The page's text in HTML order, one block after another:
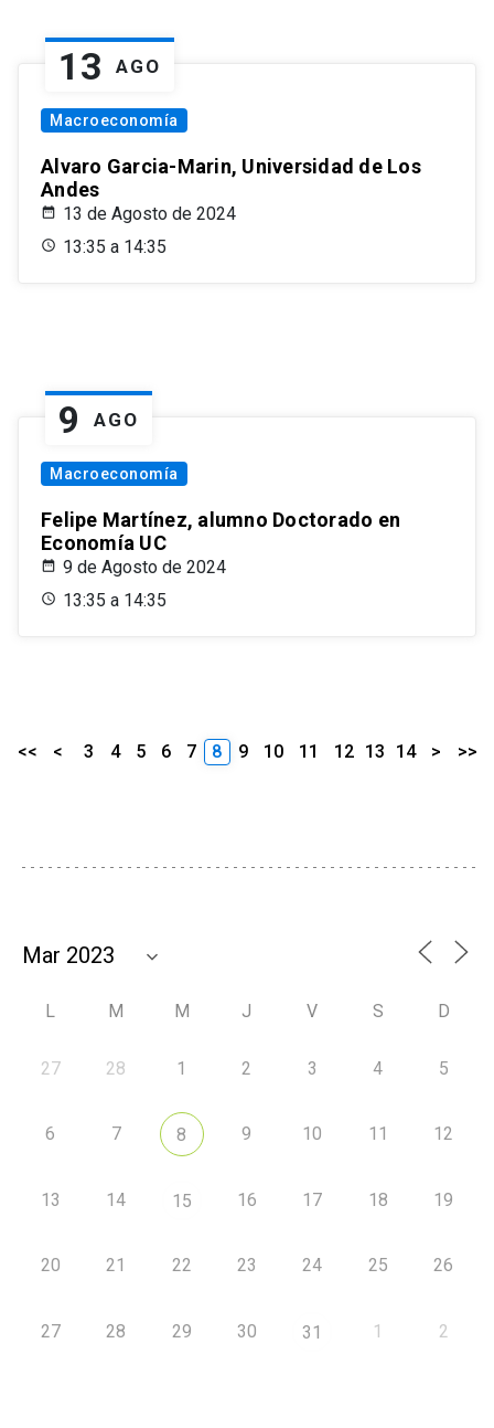
13 AGO
Macroeconomía
Alvaro Garcia-Marin, Universidad de Los
Andes
13 de Agosto de 2024
13:35 a 14:35
9 AGO
Macroeconomía
Felipe Martínez, alumno Doctorado en
Economía UC
9 de Agosto de 2024
13:35 a 14:35
<< < 3 4 5 6 7 8 9 10 11 12 13 14 > >>
L M M J V S D
27 28 1 2 3 4 5
6 7 8 9 10 11 12
13 14 15 16 17 18 19
20 21 22 23 24 25 26
27 28 29 30 31 1 2